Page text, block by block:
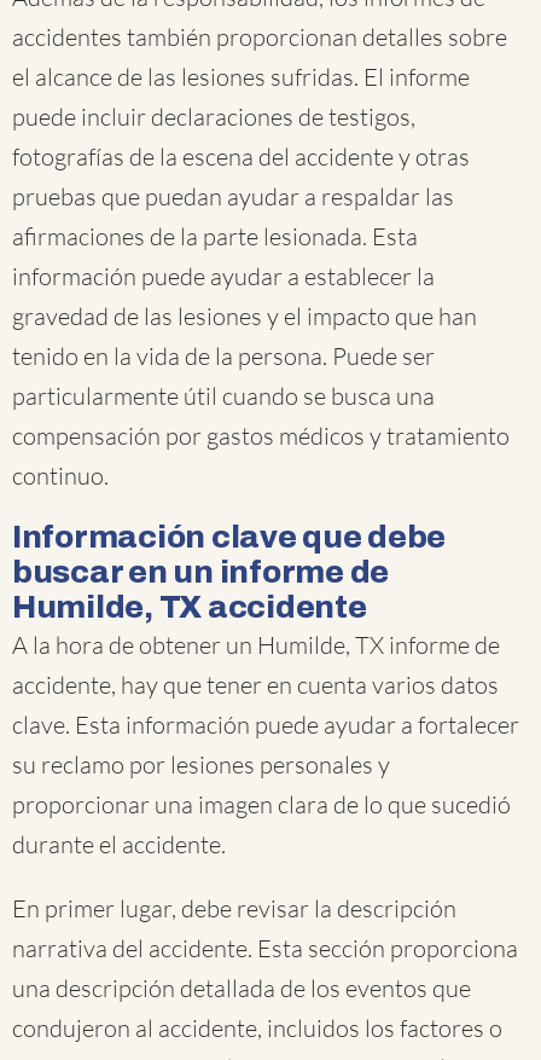
accidentes también proporcionan detalles sobre
el alcance de las lesiones sufridas. El informe
puede incluir declaraciones de testigos,
fotografías de la escena del accidente y otras
pruebas que puedan ayudar a respaldar las
afirmaciones de la parte lesionada. Esta
información puede ayudar a establecer la
gravedad de las lesiones y el impacto que han
tenido en la vida de la persona. Puede ser
particularmente útil cuando se busca una
compensación por gastos médicos y tratamiento
continuo.
Información clave que debe
buscar en un informe de
Humilde, TX accidente
A la hora de obtener un Humilde, TX informe de
accidente, hay que tener en cuenta varios datos
clave. Esta información puede ayudar a fortalecer
su reclamo por lesiones personales y
proporcionar una imagen clara de lo que sucedió
durante el accidente.
En primer lugar, debe revisar la descripción
narrativa del accidente. Esta sección proporciona
una descripción detallada de los eventos que
condujeron al accidente, incluidos los factores o